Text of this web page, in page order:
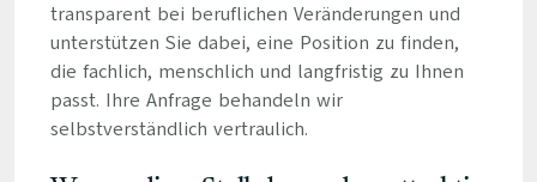
transparent bei beruflichen Veränderungen und
unterstützen Sie dabei, eine Position zu finden,
die fachlich, menschlich und langfristig zu Ihnen
passt. Ihre Anfrage behandeln wir
selbstverständlich vertraulich.